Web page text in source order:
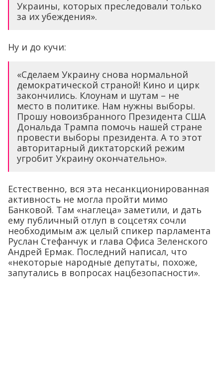
Украины, которых преследовали только
за их убеждения».
Ну и до кучи:
«Сделаем Украину снова нормальной
демократической страной! Кино и цирк
закончились. Клоунам и шутам – не
место в политике. Нам нужны выборы.
Прошу новоизбранного Президента США
Дональда Трампа помочь нашей стране
провести выборы президента. А то этот
авторитарный диктаторский режим
угробит Украину окончательно».
Естественно, вся эта несанкционированная
активность не могла пройти мимо
Банковой. Там «наглеца» заметили, и дать
ему публичный отлуп в соцсетях сочли
необходимым аж целый спикер парламента
Руслан Стефанчук и глава Офиса Зеленского
Андрей Ермак. Последний написал, что
«некоторые народные депутаты, похоже,
запутались в вопросах нацбезопасности».